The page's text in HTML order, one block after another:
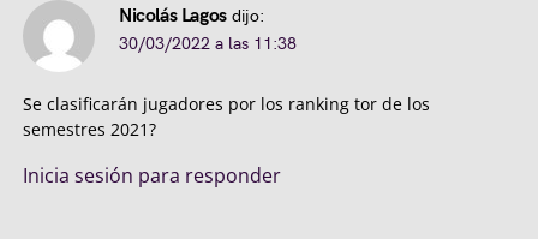
Nicolás Lagos dijo:
30/03/2022 a las 11:38
Se clasificarán jugadores por los ranking tor de los
semestres 2021?
Inicia sesión para responder